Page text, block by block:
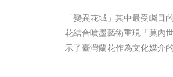
「變異花域」其中最受矚目
花結合噴墨藝術重現「莫內
示了臺灣蘭花作為文化媒介的